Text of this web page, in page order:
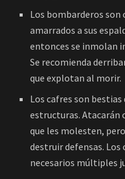
Los bombarderos son
amarrados a sus
entonces se inmolan
Se recomienda
que explotan al morir.
Los cafres son
estructuras. Atacarán
que les molesten,
destruir defensas. Los
necesarios múltiples